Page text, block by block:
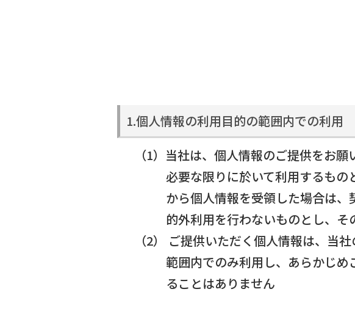
1.個人情報の利用目的の範囲内での利用
（1）当社は、個人情報のご提供をお
必要な限りに於いて利用するも
から個人情報を受領した場合は
的外利用を行わないものとし、そ
（2） ご提供いただく個人情報は、当
範囲内でのみ利用し、あらかじ
ることはありません